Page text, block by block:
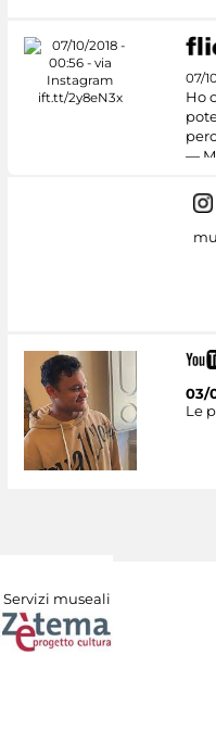
07/
Ho
—
03/
Le
Servizi museali